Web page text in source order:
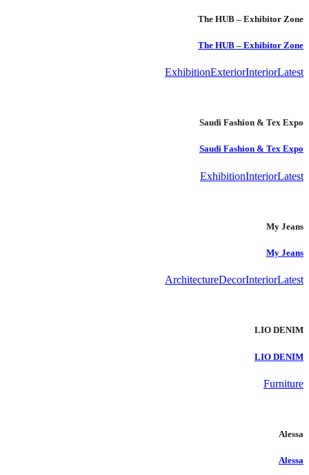
The HUB – Exhibitor Zone
The HUB – Exhibitor Zone
ExhibitionExteriorInteriorLatest
Saudi Fashion & Tex Expo
Saudi Fashion & Tex Expo
ExhibitionInteriorLatest
My Jeans
My Jeans
ArchitectureDecorInteriorLatest
LIO DENIM
LIO DENIM
Furniture
Alessa
Alessa